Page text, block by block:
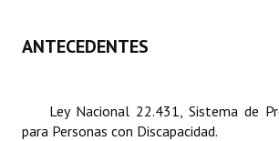
Digesto
DOCUMENTOS
ANTECEDENTES
Ley Nacional 22.431, Sistema de
para Personas con Discapacidad.